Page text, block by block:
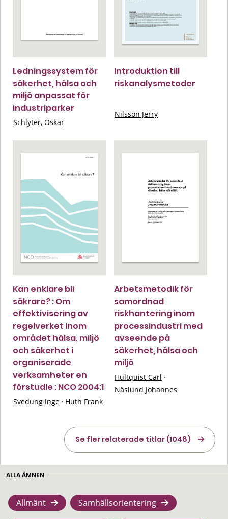
Ledningssystem för
säkerhet, hälsa och
miljö anpassat för
industriparker
Schlyter, Oskar
Introduktion till
riskanalysmetoder
Nilsson Jerry
Kan enklare bli
säkrare? : Om
effektivisering av
regelverket inom
området hälsa, miljö
och säkerhet i
organiserade
verksamheter en
förstudie : NCO 2004:1
Svedung Inge · Huth Frank
Arbetsmetodik för
samordnad
riskhantering inom
processindustri med
avseende på
säkerhet, hälsa och
miljö
Hultquist Carl ·
Näslund Johannes
Se fler relaterade titlar (1048)
ALLA ÄMNEN
Allmänt Samhällsorientering